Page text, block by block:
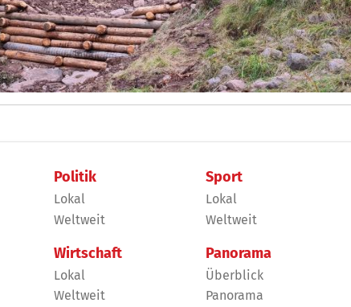
Politik
Lokal
Weltweit
Wirtschaft
Lokal
Weltweit
Sport
Lokal
Weltweit
Panorama
Überblick
Panorama